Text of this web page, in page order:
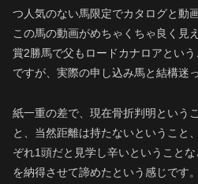
つ人気のない馬限定でカタログと動
この馬の動画がめちゃくちゃ良く見
賞2勝馬で父もロードカナロアとい
ですが、実際の申し込み馬と結構迷
紙一重の差で、現在骨折判明という
と、当然距離は持たないということ
ぞれ1頭だと見学し辛いということ
を納得させて諦めたという感じです